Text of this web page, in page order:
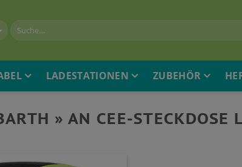
LADESTATIONEN ZUBEHÖR
» AN CEE-STECKDOSE